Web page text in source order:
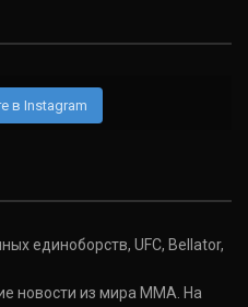
в Instagram
единоборств, UFC, Bellator,
новости из мира ММА. На